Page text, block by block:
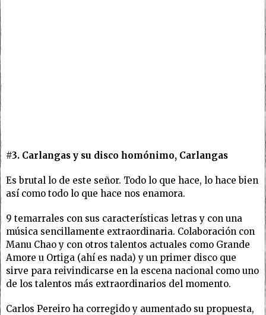
#3. Carlangas y su disco homónimo, Carlangas
Es brutal lo de este señor. Todo lo que hace, lo hace bien
así como todo lo que hace nos enamora.
9 temarrales con sus características letras y con una
música sencillamente extraordinaria. Colaboración con
Manu Chao y con otros talentos actuales como Grande
Amore u Ortiga (ahí es nada) y un primer disco que
sirve para reivindicarse en la escena nacional como uno
de los talentos más extraordinarios del momento.
Carlos Pereiro ha corregido y aumentado su propuesta,